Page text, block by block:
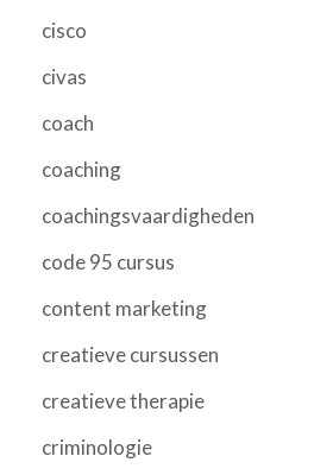
cisco
civas
coach
coaching
coachingsvaardigheden
code 95 cursus
content marketing
creatieve cursussen
creatieve therapie
criminologie